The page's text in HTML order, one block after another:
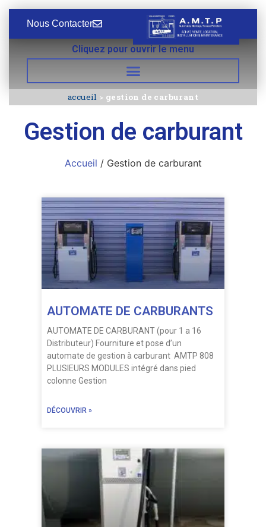
Nous Contacter
Cliquez pour ouvrir le menu
accueil > gestion de carburant
Gestion de carburant
Accueil / Gestion de carburant
AUTOMATE DE CARBURANTS
AUTOMATE DE CARBURANT (pour 1 a 16
Distributeur) Fourniture et pose d’un
automate de gestion à carburant AMTP 808
PLUSIEURS MODULES intégré dans pied
colonne Gestion
DÉCOUVRIR »